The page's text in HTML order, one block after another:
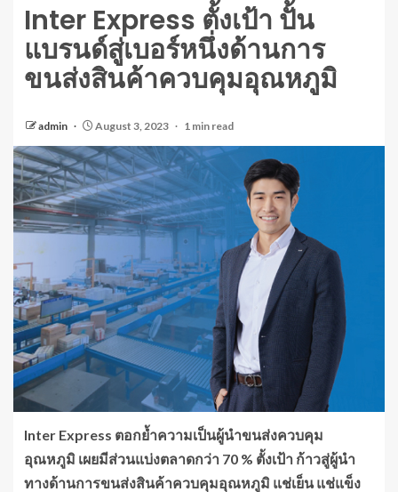
Inter Express ตั้งเป้า ปั้น
แบรนด์สู่เบอร์หนึ่งด้านการ
ขนส่งสินค้าควบคุมอุณหภูมิ
admin August 3, 2023 1 min read
Inter Express ตอกย้ำความเป็นผู้นำขนส่งควบคุม
อุณหภูมิ เผยมีส่วนแบ่งตลาดกว่า 70 % ตั้งเป้า ก้าวสู่ผู้นำ
ทางด้านการขนส่งสินค้าควบคุมอุณหภูมิ แช่เย็น แช่แข็ง